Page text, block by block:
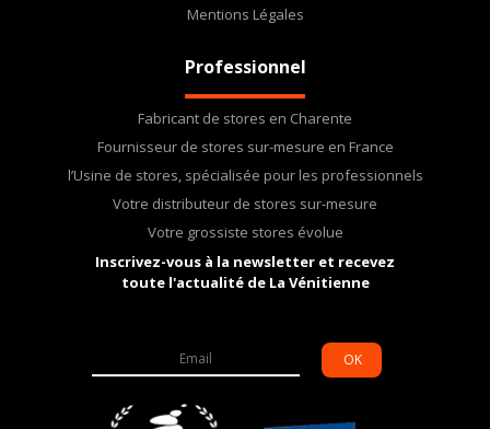
Mentions Légales
Professionnel
Fabricant de stores en Charente
Fournisseur de stores sur-mesure en France
l’Usine de stores, spécialisée pour les professionnels
Votre distributeur de stores sur-mesure
Votre grossiste stores évolue
Inscrivez-vous à la newsletter et recevez
toute l'actualité de La Vénitienne
OK